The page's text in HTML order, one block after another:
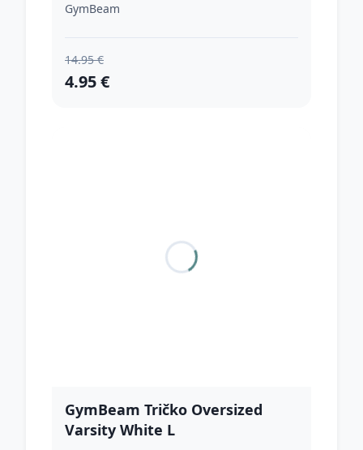
GymBeam
14.95 €
4.95 €
GymBeam Tričko Oversized
Varsity White L